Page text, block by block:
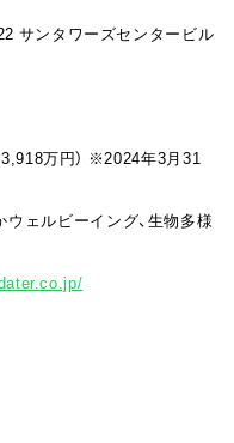
サンタワーズセンタービル
万円） ※2024年3月31
ウェルビーイング、生物多様